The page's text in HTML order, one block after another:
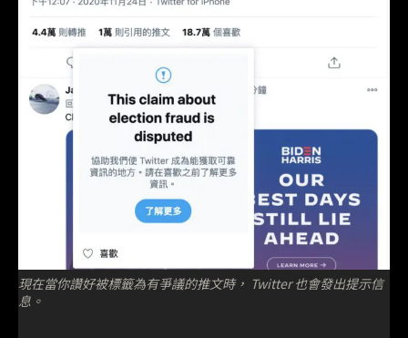
現在當你讚好被標籤為有爭議的推文時， Twitter 也會發出提示信
息。